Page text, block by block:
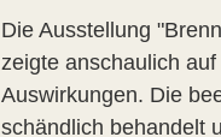
Die Ausstellung
zeigte anschaulich
Auswirkungen. Die
schändlich behandelt